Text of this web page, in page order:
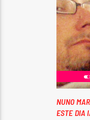
NUNO
ESTE DIA